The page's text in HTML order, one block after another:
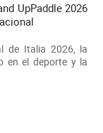
UpPaddle 2026
de Italia 2026, la
en el deporte y la